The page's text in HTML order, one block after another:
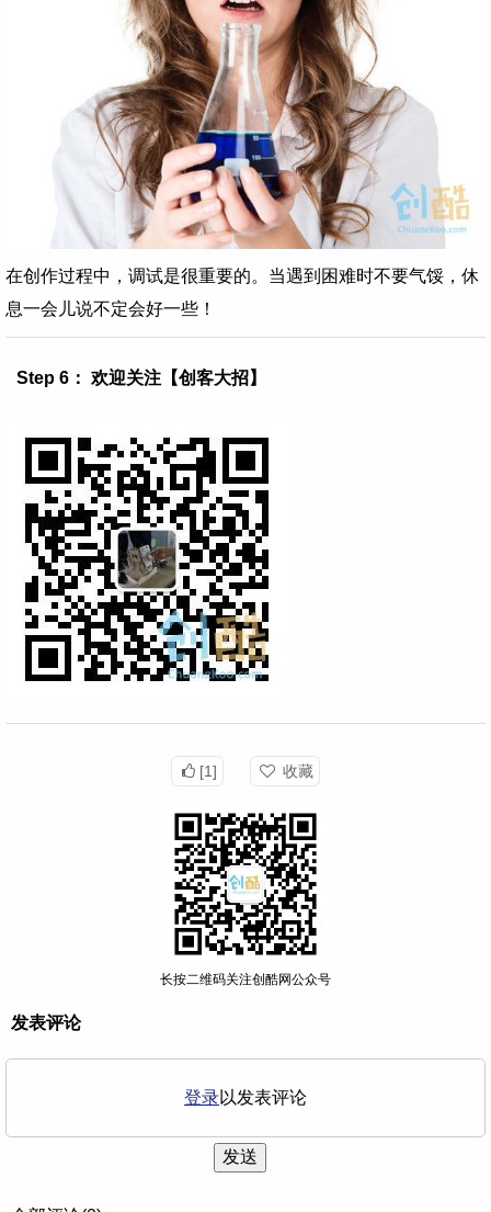
在创作过程中，调试是很重要的。当遇到困难时不要气馁，休
息一会儿说不定会好一些！
Step 6： 欢迎关注【创客大招】
[1] 收藏
长按二维码关注创酷网公众号
发表评论
登录以发表评论
发送